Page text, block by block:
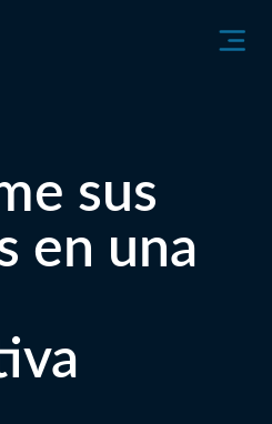
sus
en una